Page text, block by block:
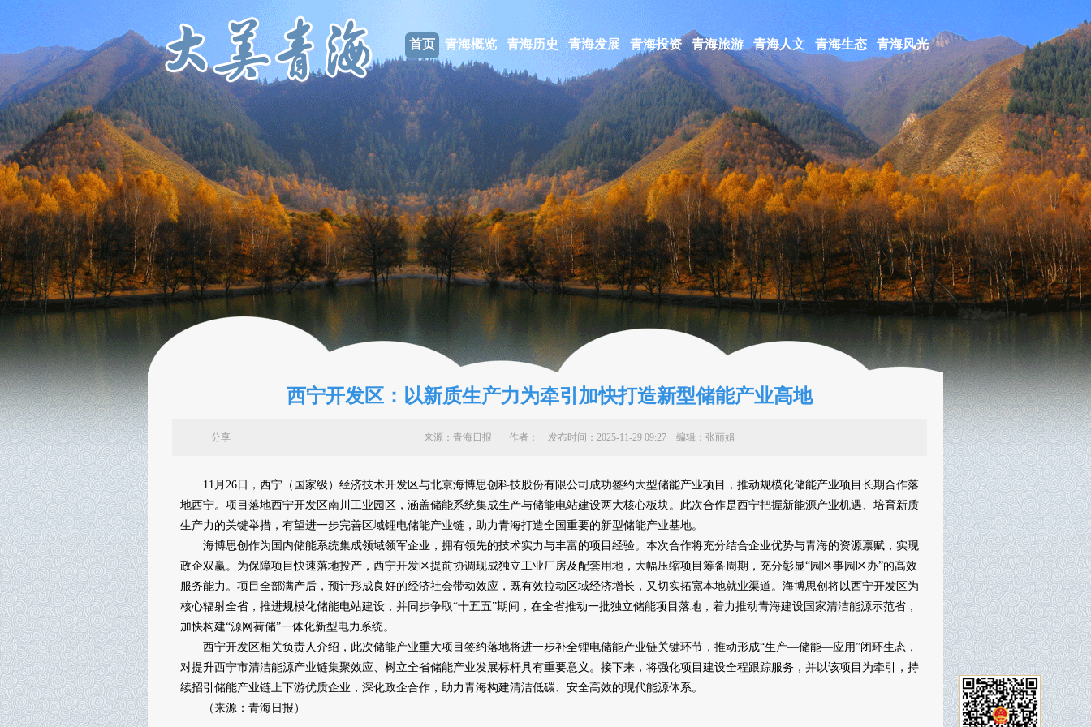
首页 青海概览 青海历史 青海发展 青海投资 青海旅游 青海人文 青海生态 青海风光
西宁开发区：以新质生产力为牵引加快打造新型储能产业高地
来源：青海日报 作者： 发布时间：2025-11-29 09:27 编辑：张丽娟
分享
11月26日，西宁（国家级）经济技术开发区与北京海博思创科技股份有限公司成功签约大型储能产业项目，推动规模化储能产业项目长期合作落
地西宁。项目落地西宁开发区南川工业园区，涵盖储能系统集成生产与储能电站建设两大核心板块。此次合作是西宁把握新能源产业机遇、培育新质
生产力的关键举措，有望进一步完善区域锂电储能产业链，助力青海打造全国重要的新型储能产业基地。
海博思创作为国内储能系统集成领域领军企业，拥有领先的技术实力与丰富的项目经验。本次合作将充分结合企业优势与青海的资源禀赋，实现
政企双赢。为保障项目快速落地投产，西宁开发区提前协调现成独立工业厂房及配套用地，大幅压缩项目筹备周期，充分彰显“园区事园区办”的高效
服务能力。项目全部满产后，预计形成良好的经济社会带动效应，既有效拉动区域经济增长，又切实拓宽本地就业渠道。海博思创将以西宁开发区为
核心辐射全省，推进规模化储能电站建设，并同步争取“十五五”期间，在全省推动一批独立储能项目落地，着力推动青海建设国家清洁能源示范省，
加快构建“源网荷储”一体化新型电力系统。
西宁开发区相关负责人介绍，此次储能产业重大项目签约落地将进一步补全锂电储能产业链关键环节，推动形成“生产—储能—应用”闭环生态，
对提升西宁市清洁能源产业链集聚效应、树立全省储能产业发展标杆具有重要意义。接下来，将强化项目建设全程跟踪服务，并以该项目为牵引，持
续招引储能产业链上下游优质企业，深化政企合作，助力青海构建清洁低碳、安全高效的现代能源体系。
（来源：青海日报）